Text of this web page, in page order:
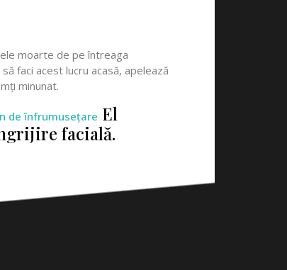
moarte de pe întreaga
faci acest lucru acasă, apelează
minunat.
de înfrumusețare El
facială.